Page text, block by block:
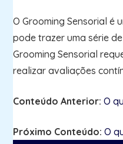
O Grooming Sensorial é
pode trazer uma série
Grooming Sensorial
realizar avaliações
Conteúdo Anterior: O
Próximo Conteúdo: O